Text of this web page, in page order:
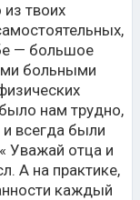
твоих
— большое
больными
нам трудно,
всегда были
Уважай отца и
А на практике,
каждый